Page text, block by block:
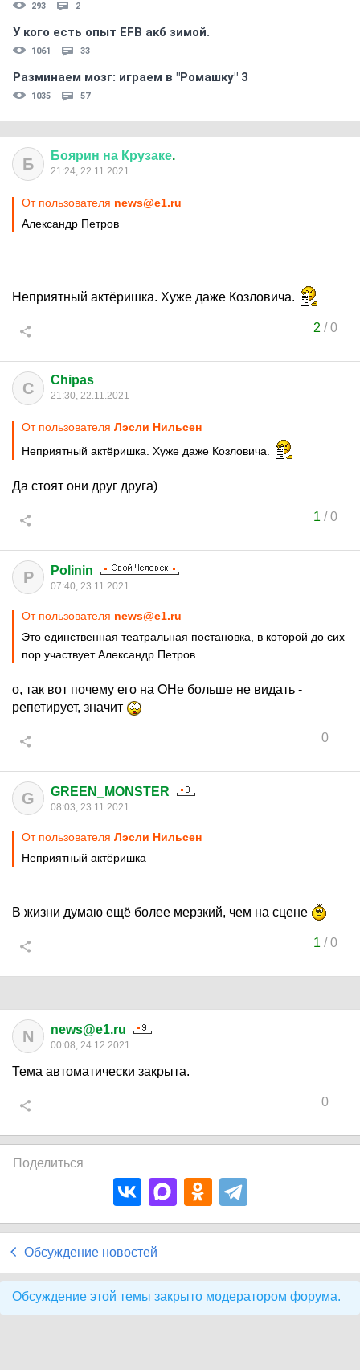
293 2
У кого есть опыт EFB акб зимой.
1061 33
Разминаем мозг: играем в "Ромашку" 3
1035 57
Б Боярин на Крузаке.
21:24, 22.11.2021
От пользователя news@e1.ru
Александр Петров
Неприятный актёришка. Хуже даже Козловича.
2 /0
C Chipas
21:30, 22.11.2021
От пользователя Лэсли Нильсен
Неприятный актёришка. Хуже даже Козловича.
Да стоят они друг друга)
1 /0
P Polinin
07:40, 23.11.2021
От пользователя news@e1.ru
Это единственная театральная постановка, в которой до сих
пор участвует Александр Петров
о, так вот почему его на ОНе больше не видать -
репетирует, значит
0
G GREEN_MONSTER
08:03, 23.11.2021
От пользователя Лэсли Нильсен
Неприятный актёришка
В жизни думаю ещё более мерзкий, чем на сцене
1 /0
N news@e1.ru
00:08, 24.12.2021
Тема автоматически закрыта.
0
Поделиться
Обсуждение новостей
Обсуждение этой темы закрыто модератором форума.